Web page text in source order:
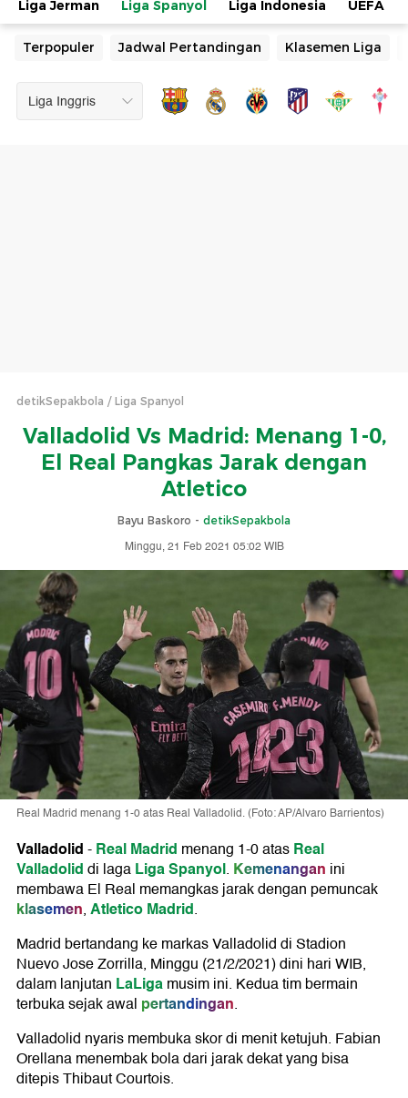
Liga Jerman Liga Spanyol Liga Indonesia UEFA
Terpopuler Jadwal Pertandingan Klasemen Liga
detikSepakbola Liga Spanyol
Valladolid Vs Madrid: Menang 1-0,
El Real Pangkas Jarak dengan
Atletico
Bayu Baskoro - detikSepakbola
Minggu, 21 Feb 2021 05:02 WIB
Real Madrid menang 1-0 atas Real Valladolid. (Foto: AP/Alvaro Barrientos)
Valladolid-Real Madrid menang 1-0 atasReal
Valladoliddi lagaLiga Spanyol. Kemenangan ini
membawa El Real memangkas jarak dengan pemuncak
klasemen,Atletico Madrid.
Madrid bertandang ke markas Valladolid di Stadion
Nuevo Jose Zorrilla, Minggu (21/2/2021) dini hari WIB,
dalam lanjutan LaLigamusim ini. Kedua tim bermain
terbuka sejak awal pertandingan.
Valladolid nyaris membuka skor di menit ketujuh. Fabian
Orellana menembak bola dari jarak dekat yang bisa
ditepis Thibaut Courtois.